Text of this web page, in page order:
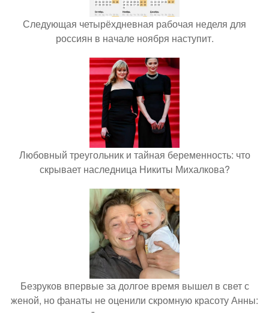
Следующая четырёхдневная рабочая неделя для
россиян в начале ноября наступит.
Любовный треугольник и тайная беременность: что
скрывает наследница Никиты Михалкова?
Безруков впервые за долгое время вышел в свет с
женой, но фанаты не оценили скромную красоту Анны: